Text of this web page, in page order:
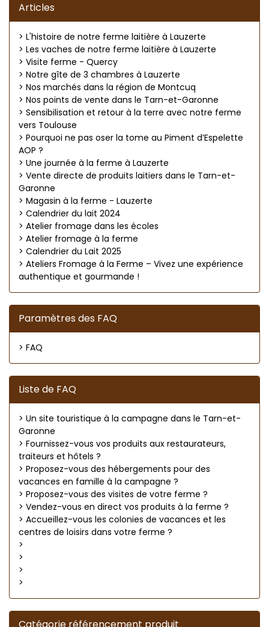
Articles
> L'histoire de notre ferme laitière à Lauzerte
> Les vaches de notre ferme laitière à Lauzerte
> Visite ferme - Quercy
> Notre gîte de 3 chambres à Lauzerte
> Nos marchés dans la région de Montcuq
> Nos points de vente dans le Tarn-et-Garonne
> Sensibilisation et retour à la terre avec notre ferme
vers Toulouse
> Pourquoi ne pas oser la tome au Piment d’Espelette
AOP ?
> Une journée à la ferme à Lauzerte
> Vente directe de produits laitiers dans le Tarn-et-
Garonne
> Magasin à la ferme - Lauzerte
> Calendrier du lait 2024
> Atelier fromage dans les écoles
> Atelier fromage à la ferme
> Calendrier du Lait 2025
> Ateliers Fromage à la Ferme – Vivez une expérience
authentique et gourmande !
Paramètres des FAQ
> FAQ
Liste de FAQ
> Un site touristique à la campagne dans le Tarn-et-
Garonne
> Fournissez-vous vos produits aux restaurateurs,
traiteurs et hôtels ?
> Proposez-vous des hébergements pour des
vacances en famille à la campagne ?
> Proposez-vous des visites de votre ferme ?
> Vendez-vous en direct vos produits à la ferme ?
> Accueillez-vous les colonies de vacances et les
centres de loisirs dans votre ferme ?
>
>
>
>